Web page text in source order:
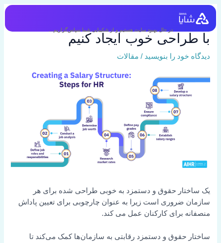
پرش
محتوا
در حال بهبود سایت هستیم و از شکیبایی شما سپاس‌گزاریم...
چگونه یک ساختار حقوق و دستمزد
با طراحی خوب ایجاد کنیم
دیدگاه‌ خود را بنویسید / مقالات
یک ساختار حقوق و دستمزد به خوبی طراحی شده برای هر
سازمان ضروری است زیرا به عنوان چارچوبی برای تعیین پاداش
منصفانه برای کارکنان عمل می کند.
ساختار حقوق و دستمزد رقابتی به سازمان‌ها کمک می‌کند تا